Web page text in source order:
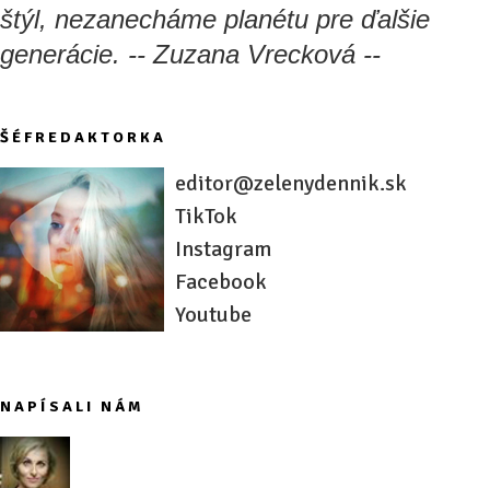
štýl, nezanecháme planétu pre ďalšie
generácie. -- Zuzana Vrecková --
ŠÉFREDAKTORKA
editor@zelenydennik.sk
TikTok
Instagram
Facebook
Youtube
NAPÍSALI NÁM